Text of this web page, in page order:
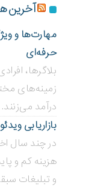
آخرین
مهارت‌ها و
حرفه‌ای
بلاگر‌ها،
زمینه‌های
درآمد
بازاریابی
در چند سال
هزینه کم و
و تبلیغات